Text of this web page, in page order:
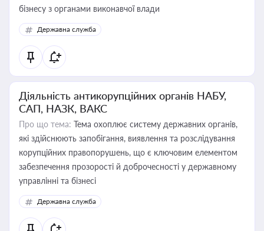
бізнесу з органами виконавчої влади
Державна служба
Діяльність антикорупційних органів НАБУ,
САП, НАЗК, ВАКС
Про що тема: Тема охоплює систему державних органів,
які здійснюють запобігання, виявлення та розслідування
корупційних правопорушень, що є ключовим елементом
забезпечення прозорості й доброчесності у державному
управлінні та бізнесі
Державна служба